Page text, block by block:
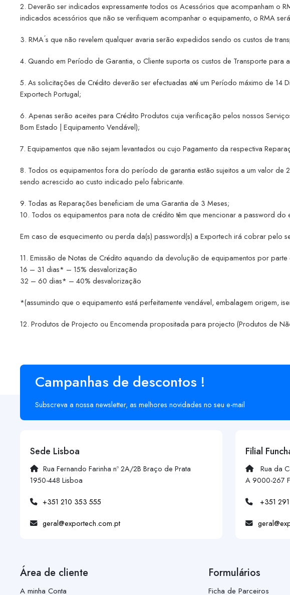
2. Deverão ser indicados expressamente todos os Acessórios que acompanham o
indicados acessórios que não se verifiquem acompanhar o equipamento, o RMA
3. RMA ́s que não revelem qualquer avaria serão expedidos sendo os custos de
4. Quando em Período de Garantia, o Cliente suporta os custos de Transporte
5. As solicitações de Crédito deverão ser efectuadas até um Período máximo de 14
Exportech Portugal;
6. Apenas serão aceites para Crédito Produtos cuja verificação pelos nossos
Bom Estado | Equipamento Vendável);
7. Equipamentos que não sejam levantados ou cujo Pagamento da respectiva
8. Todos os equipamentos fora do período de garantia estão sujeitos a um valor de
sendo acrescido ao custo indicado pelo fabricante.
9. Todas as Reparações beneficiam de uma Garantia de 3 Meses;
10. Todos os equipamentos para nota de crédito têm que mencionar a password
Em caso de esquecimento ou perda da(s) password(s) a Exportech irá cobrar pelo
11. Emissão de Notas de Crédito aquando da devolução de equipamentos por
16 – 31 dias* – 15% desvalorização
32 – 60 dias* – 40% desvalorização
*(assumindo que o equipamento está perfeitamente vendável, embalagem origem,
12. Produtos de Projecto ou Encomenda propositada para projecto (Produtos de
Campanhas de descontos !
Subscreva a nossa newsletter, as melhores novidades no seu e-mail
Sede Lisboa
Rua Fernando Farinha nº 2A/2B Braço de Prata
1950-448 Lisboa
+351 210 353 555
geral@exportech.com.pt
Filial
Rua da
A 9000-267
+351
Área de cliente
A minha Conta
Formulários
Ficha de Parceiros